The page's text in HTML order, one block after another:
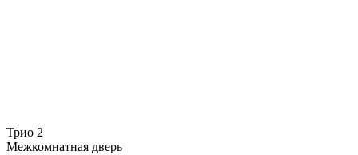
Трио 2
Межкомнатная дверь